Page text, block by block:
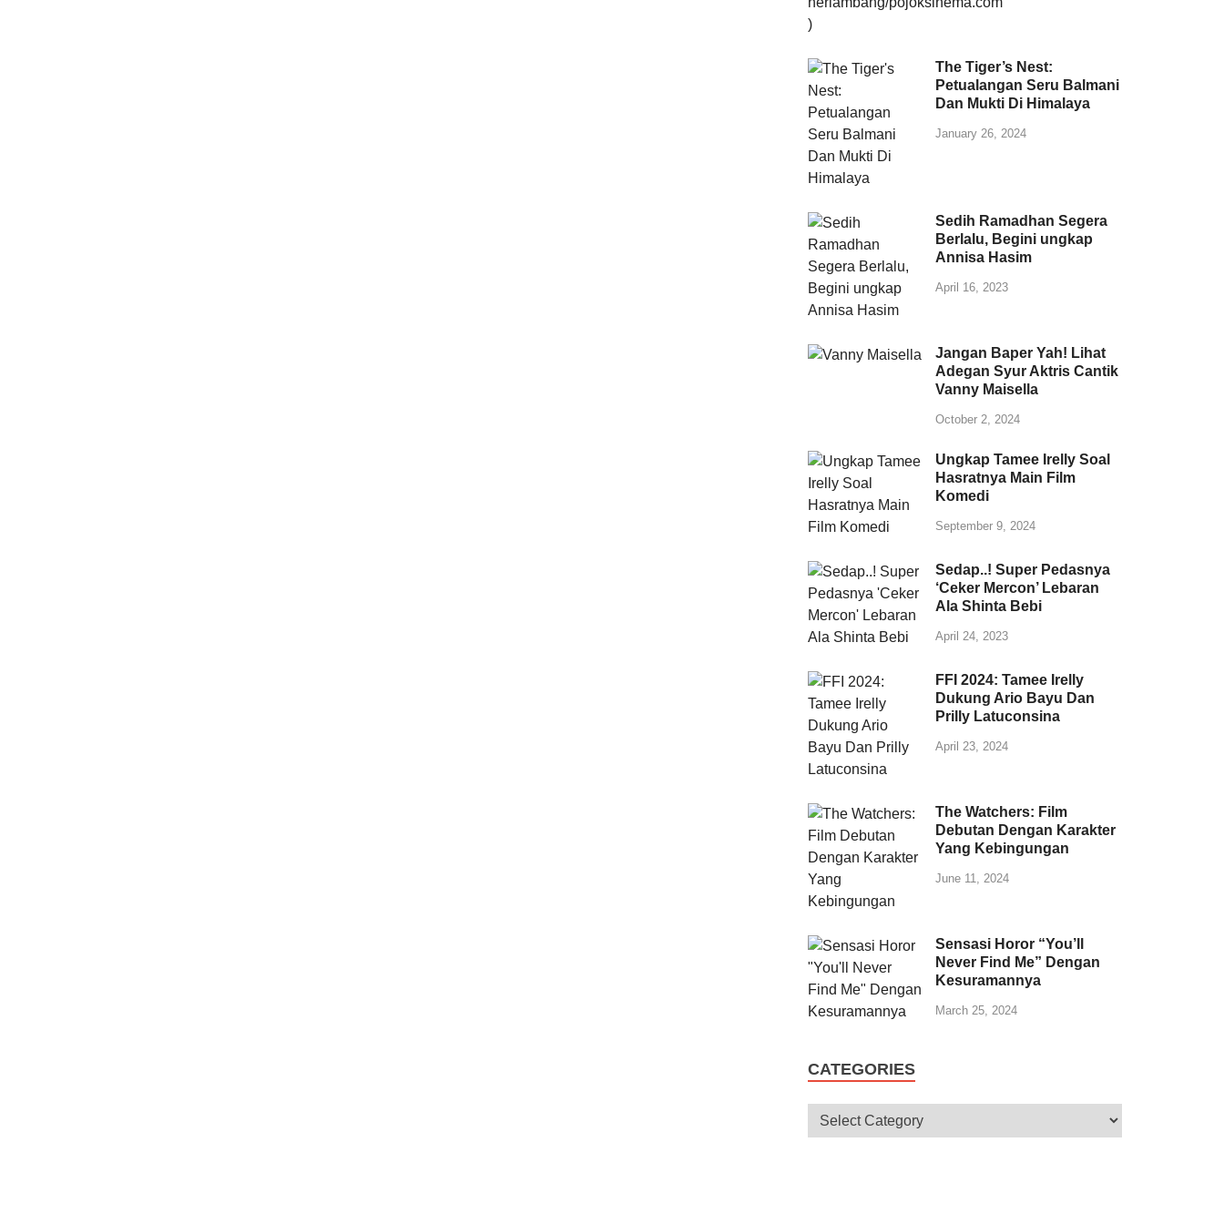
The Tiger’s Nest:
Petualangan Seru Balmani
Dan Mukti Di Himalaya
January 26, 2024
Sedih Ramadhan Segera
Berlalu, Begini ungkap
Annisa Hasim
April 16, 2023
Jangan Baper Yah! Lihat
Adegan Syur Aktris Cantik
Vanny Maisella
October 2, 2024
Ungkap Tamee Irelly Soal
Hasratnya Main Film
Komedi
September 9, 2024
Sedap..! Super Pedasnya
‘Ceker Mercon’ Lebaran
Ala Shinta Bebi
April 24, 2023
FFI 2024: Tamee Irelly
Dukung Ario Bayu Dan
Prilly Latuconsina
April 23, 2024
The Watchers: Film
Debutan Dengan Karakter
Yang Kebingungan
June 11, 2024
Sensasi Horor “You’ll
Never Find Me” Dengan
Kesuramannya
March 25, 2024
CATEGORIES